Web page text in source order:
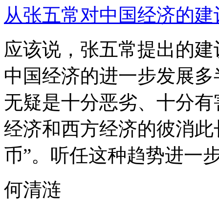
从张五常对中国经济的
应该说，张五常提出的
中国经济的进一步发展
无疑是十分恶劣、十分
经济和西方经济的彼消
币”。听任这种趋势进一
何清涟